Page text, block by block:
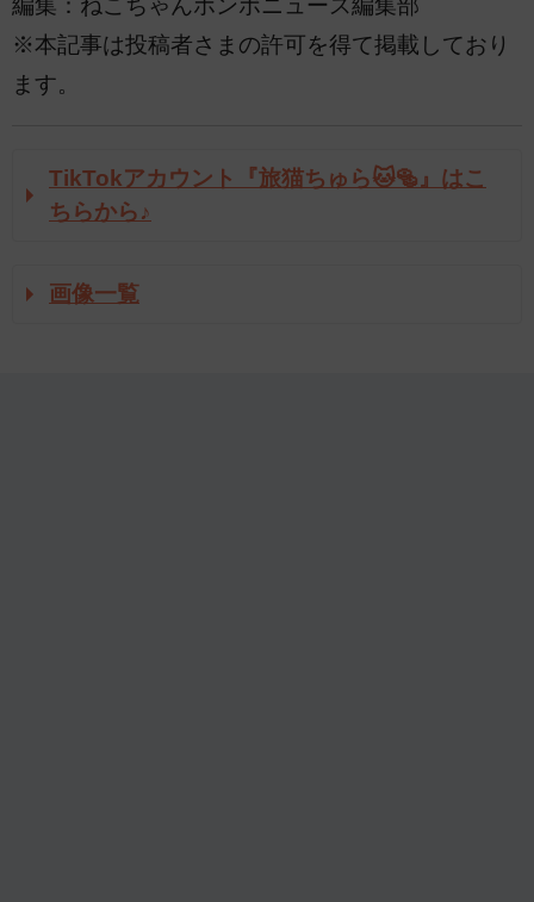
編集：ねこちゃんホンポニュース編集部
※本記事は投稿者さまの許可を得て掲載しており
ます。
TikTokアカウント『旅猫ちゅら🐱🥯』はこ
ちらから♪
画像一覧